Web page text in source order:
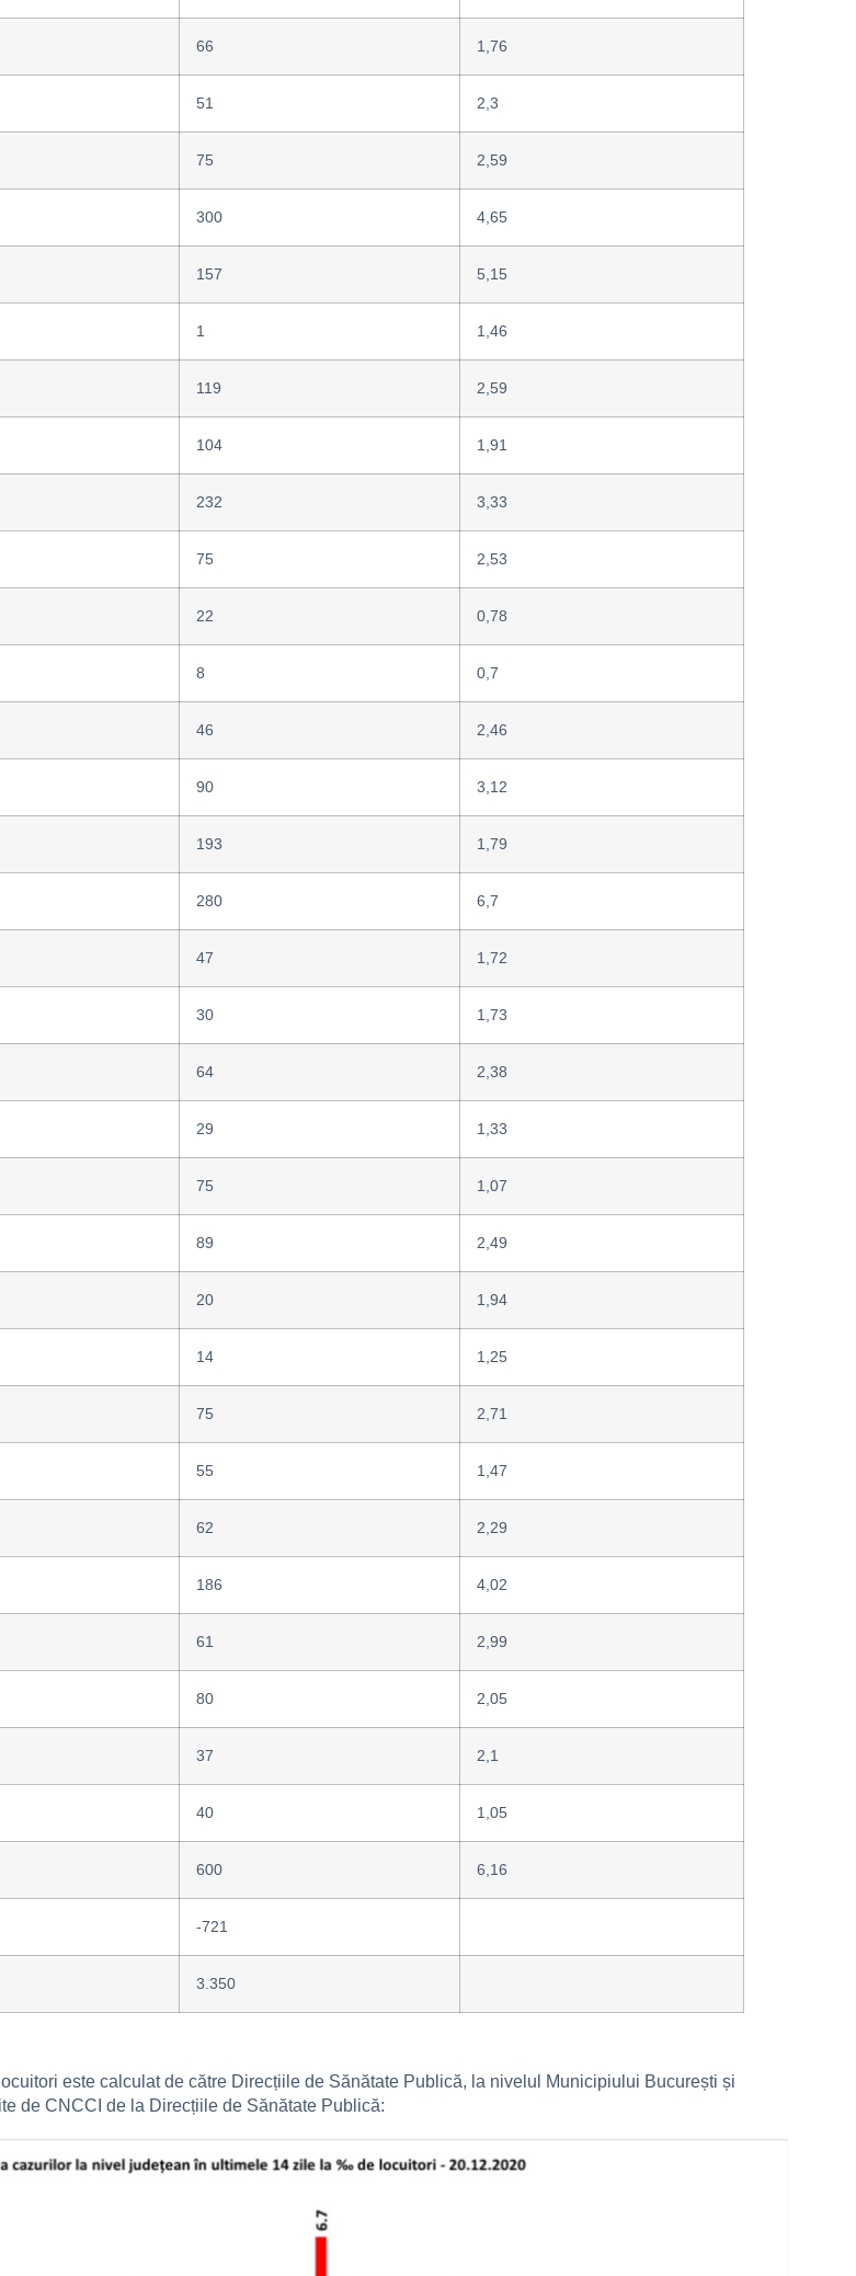
66 1,76
51 2,3
75 2,59
300 4,65
157 5,15
1 1,46
119 2,59
104 1,91
232 3,33
75 2,53
22 0,78
8 0,7
46 2,46
90 3,12
193 1,79
280 6,7
47 1,72
30 1,73
64 2,38
29 1,33
75 1,07
89 2,49
20 1,94
14 1,25
75 2,71
55 1,47
62 2,29
186 4,02
61 2,99
80 2,05
37 2,1
40 1,05
600 6,16
-721
3.350
este calculat de către Direcțiile de Sănătate Publică, la nivelul Municipiului București și
de CNCCI de la Direcțiile de Sănătate Publică: